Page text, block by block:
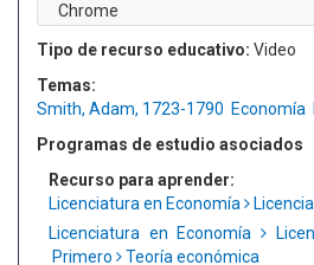
Chrome
Tipo de recurso educativo: Video
Temas:
Smith, Adam, 1723-1790 Economía
Programas de estudio asociados
Recurso para aprender:
Licenciatura en Economía
Licenciatura en Economía
Primero
Teoría económica